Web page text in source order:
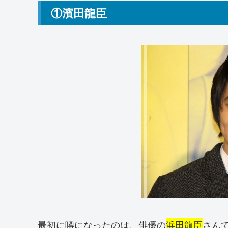
①濱田龍臣
最初に噂になったのは、俳優の浜田龍臣さん